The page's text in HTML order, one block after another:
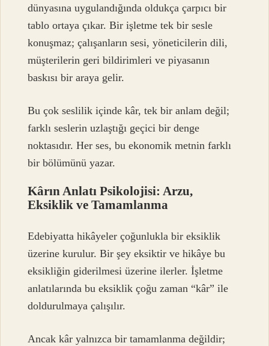
dünyasına uygulandığında oldukça çarpıcı bir
tablo ortaya çıkar. Bir işletme tek bir sesle
konuşmaz; çalışanların sesi, yöneticilerin dili,
müşterilerin geri bildirimleri ve piyasanın
baskısı bir araya gelir.
Bu çok seslilik içinde kâr, tek bir anlam değil;
farklı seslerin uzlaştığı geçici bir denge
noktasıdır. Her ses, bu ekonomik metnin farklı
bir bölümünü yazar.
Kârın Anlatı Psikolojisi: Arzu,
Eksiklik ve Tamamlanma
Edebiyatta hikâyeler çoğunlukla bir eksiklik
üzerine kurulur. Bir şey eksiktir ve hikâye bu
eksikliğin giderilmesi üzerine ilerler. İşletme
anlatılarında bu eksiklik çoğu zaman “kâr” ile
doldurulmaya çalışılır.
Ancak kâr yalnızca bir tamamlanma değildir;